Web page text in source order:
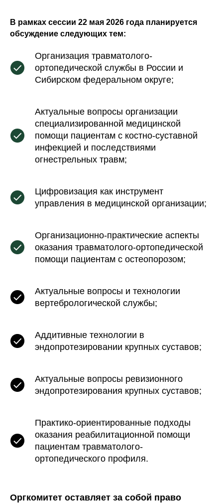
В рамках сессии 22 мая 2026 года планируется
обсуждение следующих тем:
Организация травматолого-
ортопедической службы в России и
Сибирском федеральном округе;
Актуальные вопросы организации
специализированной медицинской
помощи пациентам с костно-суставной
инфекцией и последствиями
огнестрельных травм;
Цифровизация как инструмент
управления в медицинской организации;
Организационно-практические аспекты
оказания травматолого-ортопедической
помощи пациентам с остеопорозом;
Актуальные вопросы и технологии
вертебрологической службы;
Аддитивные технологии в
эндопротезировании крупных суставов;
Актуальные вопросы ревизионного
эндопротезирования крупных суставов;
Практико-ориентированные подходы
оказания реабилитационной помощи
пациентам травматолого-
ортопедического профиля.
Оргкомитет оставляет за собой право